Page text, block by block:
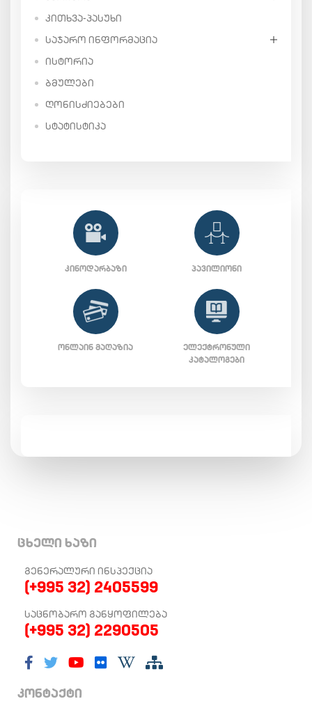
ᲙᲘᲗᲮᲕᲐ-ᲞᲐᲡᲣᲮᲘ
ᲡᲐᲯᲐᲠᲝ ᲘᲜᲤᲝᲠᲛᲐᲪᲘᲐ
ᲘᲡᲢᲝᲠᲘᲐ
ᲑᲛᲣᲚᲔᲑᲘ
ᲦᲝᲜᲘᲡᲫᲘᲔᲑᲔᲑᲘ
ᲡᲢᲐᲢᲘᲡᲢᲘᲙᲐ
ᲙᲘᲜᲝᲓᲐᲠᲑᲐᲖᲘ ᲞᲐᲕᲘᲚᲘᲝᲜᲘ
ᲝᲜᲚᲐᲘᲜ ᲛᲐᲦᲐᲖᲘᲐ
ᲔᲚᲔᲥᲢᲠᲝᲜᲣᲚᲘ
ᲙᲐᲢᲐᲚᲝᲒᲔᲑᲘ
ცხელი ხაზი
ᲒᲔᲜᲔᲠᲐᲚᲣᲠᲘ ᲘᲜᲡᲞᲔᲥᲪᲘᲐ
(+995 32) 2405599
ᲡᲐᲪᲜᲝᲑᲐᲠᲝ ᲒᲐᲜᲧᲝᲤᲘᲚᲔᲑᲐ
(+995 32) 2290505
კონტაქტი